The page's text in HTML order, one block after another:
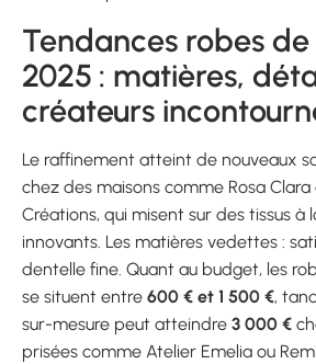
Tendances robes
2025 : matières,
créateurs
Le raffinement atteint de nouveaux
chez des maisons comme Rosa
Créations, qui misent sur des tissus à
innovants. Les matières vedettes :
dentelle fine. Quant au budget, les
se situent entre 600 € et 1 500 €,
sur-mesure peut atteindre 3 000 €
prisées comme Atelier Emelia ou